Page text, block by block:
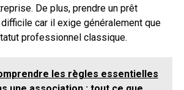
De plus, prendre un prêt
car il exige généralement que
professionnel classique.
les règles essentielles